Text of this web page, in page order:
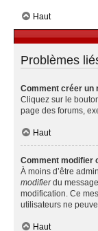
Haut
Problèmes
Comment créer un
Cliquez sur le
page des forums,
Haut
Comment modifier
À moins d’être
modifierdu
modification. Ce
utilisateurs ne
Haut